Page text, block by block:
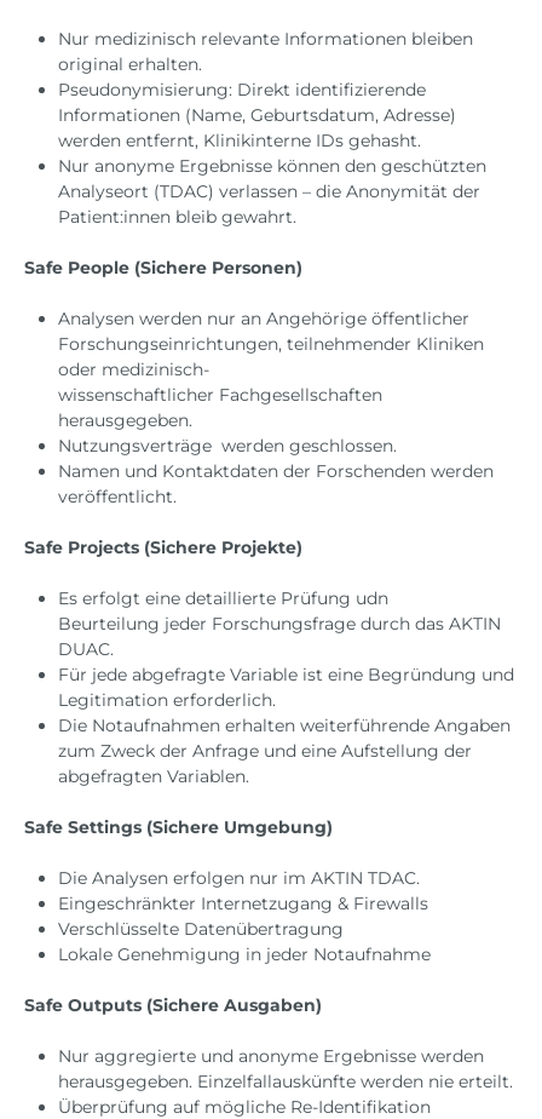
Nur medizinisch relevante Informationen bleiben
original erhalten.
Pseudonymisierung: Direkt identifizierende
Informationen (Name, Geburtsdatum, Adresse)
werden entfernt, Klinikinterne IDs gehasht.
Nur anonyme Ergebnisse können den geschützten
Analyseort (TDAC) verlassen – die Anonymität der
Patient:innen bleib gewahrt.
Safe People (Sichere Personen)
Analysen werden nur an Angehörige öffentlicher
Forschungseinrichtungen, teilnehmender Kliniken
oder medizinisch-
wissenschaftlicher Fachgesellschaften
herausgegeben.
Nutzungsverträge werden geschlossen.
Namen und Kontaktdaten der Forschenden werden
veröffentlicht.
Safe Projects (Sichere Projekte)
Es erfolgt eine detaillierte Prüfung udn
Beurteilung jeder Forschungsfrage durch das AKTIN
DUAC.
Für jede abgefragte Variable ist eine Begründung und
Legitimation erforderlich.
Die Notaufnahmen erhalten weiterführende Angaben
zum Zweck der Anfrage und eine Aufstellung der
abgefragten Variablen.
Safe Settings (Sichere Umgebung)
Die Analysen erfolgen nur im AKTIN TDAC.
Eingeschränkter Internetzugang & Firewalls
Verschlüsselte Datenübertragung
Lokale Genehmigung in jeder Notaufnahme
Safe Outputs (Sichere Ausgaben)
Nur aggregierte und anonyme Ergebnisse werden
herausgegeben. Einzelfallauskünfte werden nie erteilt.
Überprüfung auf mögliche Re-Identifikation